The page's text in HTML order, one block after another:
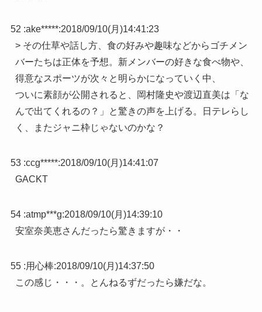
52 :ake*****:2018/09/10(月)14:41:23
> その仕草や話し方、食の好みや趣味などからゴチメン
バーたちは正体を予想。新メンバーの好きな食べ物や、
得意なスポーツが次々と明らかになっていく中、
ついに素顔が公開されると、岡村隆史や渡辺直美は「な
んで出てくれるの？」と驚きの声を上げる。日テレらし
く、またジャニ枠じゃないのかな？
53 :ccg*****:2018/09/10(月)14:41:07
GACKT
54 :atmp***g:2018/09/10(月)14:39:10
安室奈美恵さんだったら驚きますが・・
55 :用心棒:2018/09/10(月)14:37:50
この感じ・・・。とんねるずだったら嫌だな。